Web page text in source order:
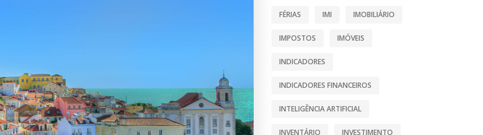
FÉRIAS IMI IMOBILIÁRIO
IMPOSTOS IMÓVEIS
INDICADORES
INDICADORES FINANCEIROS
INTELIGÊNCIA ARTIFICIAL
INVENTÁRIO INVESTIMENTO